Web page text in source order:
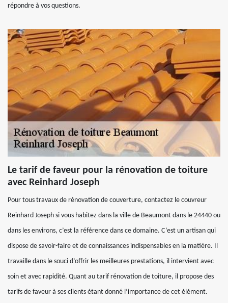
répondre à vos questions.
Le tarif de faveur pour la rénovation de toiture
avec Reinhard Joseph
Pour tous travaux de rénovation de couverture, contactez le couvreur
Reinhard Joseph si vous habitez dans la ville de Beaumont dans le 24440 ou
dans les environs, c’est la référence dans ce domaine. C’est un artisan qui
dispose de savoir-faire et de connaissances indispensables en la matière. Il
travaille dans le souci d’offrir les meilleures prestations, il intervient avec
soin et avec rapidité. Quant au tarif rénovation de toiture, il propose des
tarifs de faveur à ses clients étant donné l’importance de cet élément.